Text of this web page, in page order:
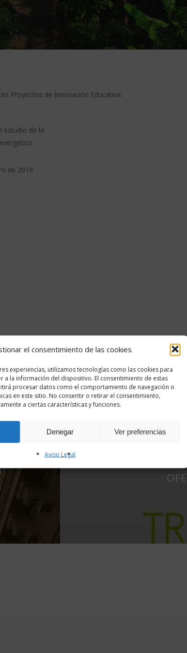
el consentimiento de las cookies
experiencias, utilizamos tecnologías como las cookies para
a la información del dispositivo. El consentimiento de estas
procesar datos como el comportamiento de navegación o
en este sitio. No consentir o retirar el consentimiento,
a ciertas características y funciones.
Denegar Ver preferencias
Aviso Legal
Proyectos de Innovación Educativa:
estudio de la
de 2019.